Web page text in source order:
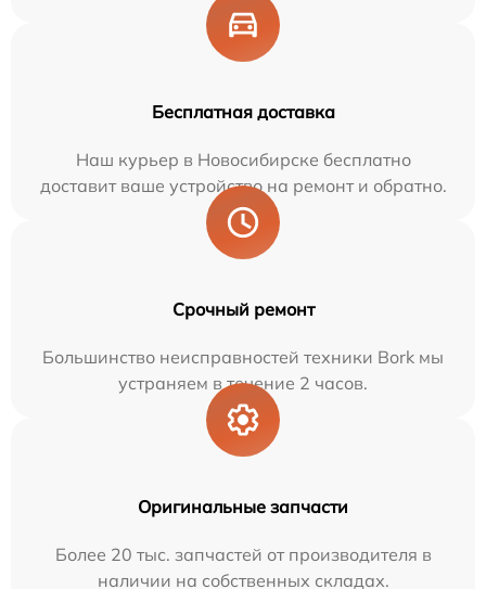
Бесплатная доставка
Наш курьер в Новосибирске бесплатно
доставит ваше устройство на ремонт и обратно.
Срочный ремонт
Большинство неисправностей техники Bork мы
устраняем в течение 2 часов.
Оригинальные запчасти
Более 20 тыс. запчастей от производителя в
наличии на собственных складах.